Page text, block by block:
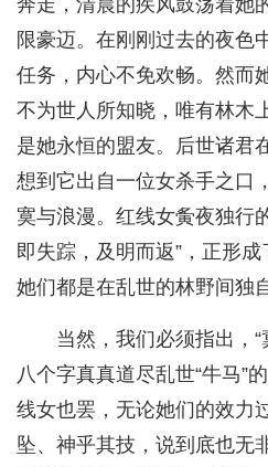
限豪迈。在刚刚过去的夜色
任务，内心不免欢畅。然而
不为世人所知晓，唯有林木
是她永恒的盟友。后世诸君
想到它出自一位女杀手之口
寞与浪漫。红线女夤夜独行
即失踪，及明而返”，正形
她们都是在乱世的林野间独
当然，我们必须指出，
八个字真真道尽乱世“牛马”
线女也罢，无论她们的效力
坠、神乎其技，说到底也无